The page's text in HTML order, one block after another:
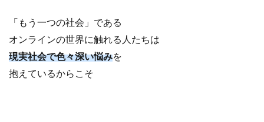
「もう一つの社会」である
オンラインの世界に触れる人たちは
現実社会で色々深い悩みを
抱えているからこそ